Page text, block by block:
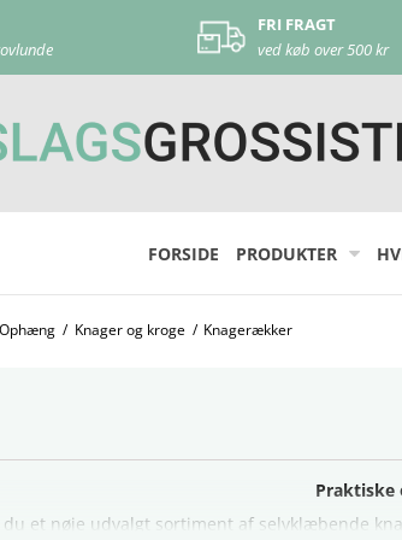
over 500 kr
DAG TIL
ved
FORSIDE PRODUKTER
Ophæng / Knager og kroge / Knagerækker
et nøje udvalgt sortiment af selvklæbende